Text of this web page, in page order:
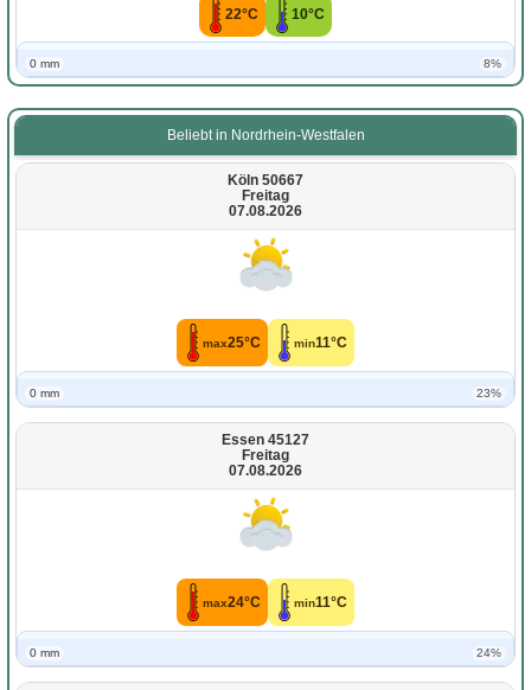
22°C 10°C
0 mm 8%
Beliebt in Nordrhein-Westfalen
Köln 50667
Freitag
07.08.2026
max25°C min11°C
0 mm 23%
Essen 45127
Freitag
07.08.2026
max24°C min11°C
0 mm 24%